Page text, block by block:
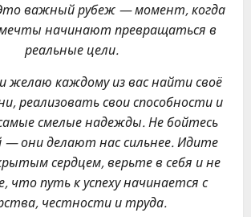
важный рубеж — момент, когда
начинают превращаться в
реальные цели.
желаю каждому из вас найти своё
реализовать свои способности и
смелые надежды. Не бойтесь
они делают нас сильнее. Идите
сердцем, верьте в себя и не
что путь к успеху начинается с
честности и труда.